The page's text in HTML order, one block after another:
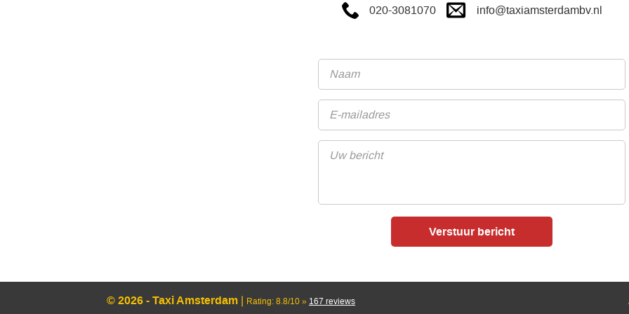
020-3081070 info@taxiamsterdambv.nl
© 2026 - Taxi Amsterdam | Rating:8.8/10» 167 reviews